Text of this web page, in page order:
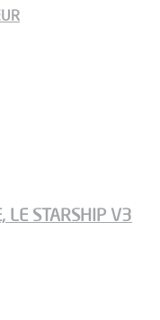
LE STARSHIP V3